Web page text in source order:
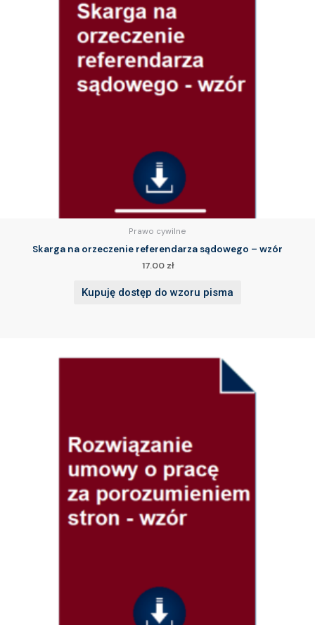
Prawo cywilne
Skarga na orzeczenie referendarza sądowego – wzór
17.00 zł
Kupuję dostęp do wzoru pisma